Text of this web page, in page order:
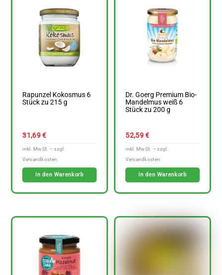
Rapunzel Kokosmus 6
Stück zu 215 g
31,69€
In den Warenkorb
Dr. Goerg Premium Bio-
Mandelmus weiß 6
Stück zu 200 g
52,59€
In den Warenkorb